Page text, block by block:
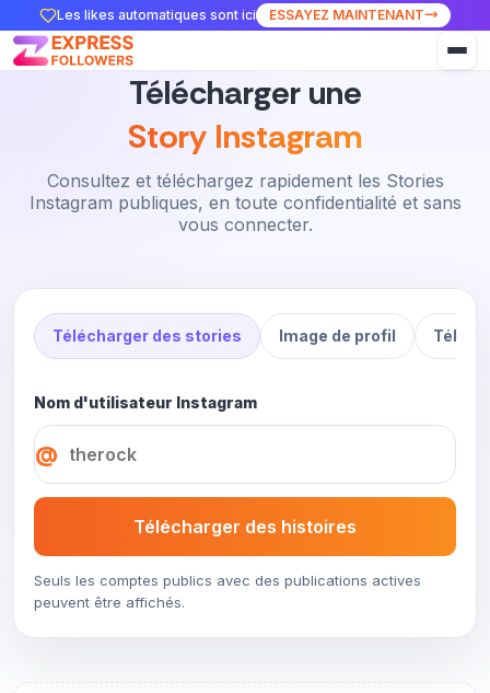
Les likes automatiques sont ici ESSAYEZ MAINTENANT
Télécharger une
Story Instagram
Consultez et téléchargez rapidement les Stories
Instagram publiques, en toute confidentialité et sans
vous connecter.
Télécharger des stories Image de profil
Nom d'utilisateur Instagram
@
Télécharger des histoires
Seuls les comptes publics avec des publications actives
peuvent être affichés.